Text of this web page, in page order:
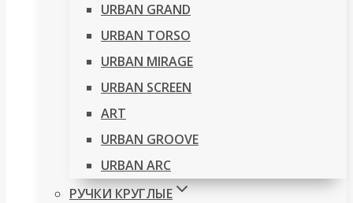
URBAN GRAND
URBAN TORSO
URBAN MIRAGE
URBAN SCREEN
ART
URBAN GROOVE
URBAN ARC
РУЧКИ КРУГЛЫЕ